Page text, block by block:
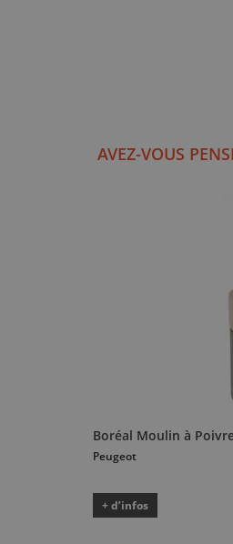
AVEZ-VOUS
Boréal Moulin à
Peugeot
+ d’infos